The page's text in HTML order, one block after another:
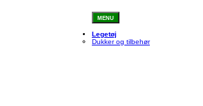
MENU
Legetøj
Dukker og tilbehør